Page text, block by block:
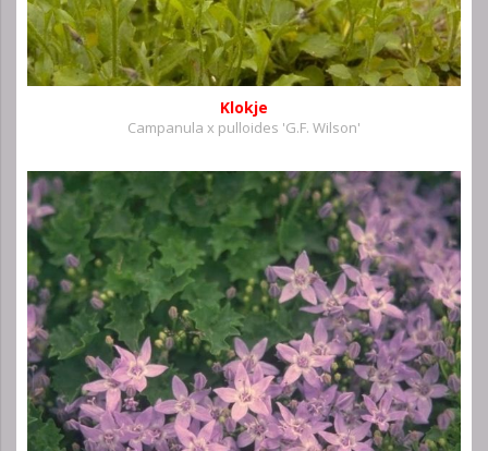
Klokje
Campanula x pulloides 'G.F. Wilson'